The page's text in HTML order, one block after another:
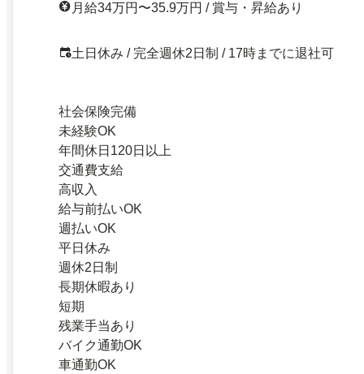
月給34万円〜35.9万円 / 賞与・昇給あり
土日休み / 完全週休2日制 / 17時までに退社可
社会保険完備
未経験OK
年間休日120日以上
交通費支給
高収入
給与前払いOK
週払いOK
平日休み
週休2日制
長期休暇あり
短期
残業手当あり
バイク通勤OK
車通勤OK